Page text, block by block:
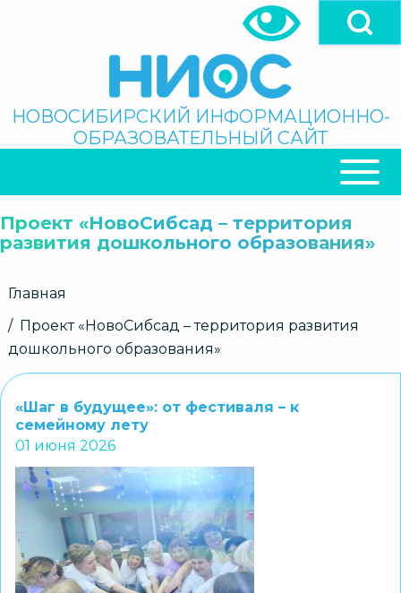
Поиск
НОВОСИБИРСКИЙ ИНФОРМАЦИОННО-
ОБРАЗОВАТЕЛЬНЫЙ САЙТ
НАВИГАЦИЯ
Проект «НовоСибсад – территория
развития дошкольного образования»
Строка
Главная
Проект «НовоСибсад – территория развития
дошкольного образования»
«Шаг в будущее»: от фестиваля – к
семейному лету
01 июня 2026